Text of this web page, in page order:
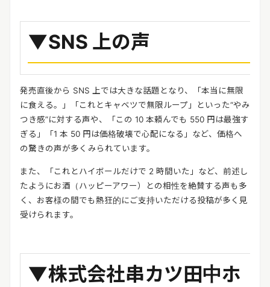
▼SNS 上の声
発売直後から SNS 上では大きな話題となり、「本当に無限
に食える。」「これとキャベツで無限ループ」といった“やみ
つき感”に対する声や、「この 10 本頼んでも 550 円は最強す
ぎる」「1 本 50 円は価格破壊で心配になる」など、価格へ
の驚きの声が多くみられています。
また、「これとハイボールだけで 2 時間いた」など、前述し
たようにお酒（ハッピーアワー）との相性を絶賛する声も多
く、お客様の間でも熱狂的にご支持いただける投稿が多く見
受けられます。
▼株式会社串カツ田中ホ